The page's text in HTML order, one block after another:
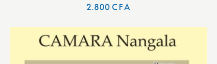
2.800 CFA